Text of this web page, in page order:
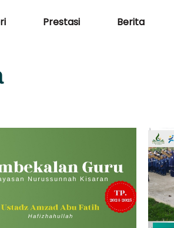
Prestasi Berita